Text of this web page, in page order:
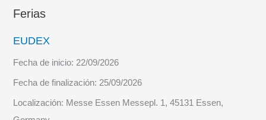
Ferias
EUDEX
Fecha de inicio:22/09/2026
Fecha de finalización:25/09/2026
Localización: Messe Essen Messepl. 1, 45131 Essen,